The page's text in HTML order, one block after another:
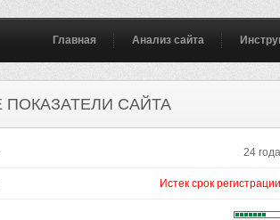
Главная Анализ сайта
САЙТА
24 года
Истек срок регистрации